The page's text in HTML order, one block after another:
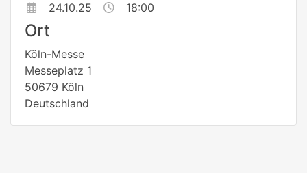
24.10.25
18:00
Ort
Köln-Messe
Messeplatz 1
50679 Köln
Deutschland